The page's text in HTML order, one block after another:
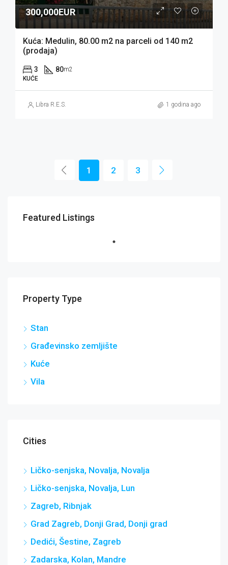
300,000EUR
Kuća: Medulin, 80.00 m2 na parceli od 140 m2
(prodaja)
3 80m2
KUĆE
Libra R.E.S. 1 godina ago
1 2 3
Featured Listings
Property Type
Stan
Građevinsko zemljište
Kuće
Vila
Cities
Ličko-senjska, Novalja, Novalja
Ličko-senjska, Novalja, Lun
Zagreb, Ribnjak
Grad Zagreb, Donji Grad, Donji grad
Dedići, Šestine, Zagreb
Zadarska, Kolan, Mandre